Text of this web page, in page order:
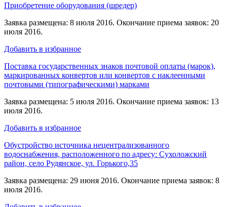
Приобретение оборудования (шредер)
Заявка размещена: 8 июля 2016. Окончание приема заявок: 20
июля 2016.
Добавить в избранное
Поставка государственных знаков почтовой оплаты (марок),
маркированных конвертов или конвертов с наклеенными
почтовыми (типографическими) марками
Заявка размещена: 5 июля 2016. Окончание приема заявок: 13
июля 2016.
Добавить в избранное
Обустройство источника нецентрализованного
водоснабжения, расположенного по адресу: Сухоложский
район, село Рудянское, ул. Горького,35
Заявка размещена: 29 июня 2016. Окончание приема заявок: 8
июля 2016.